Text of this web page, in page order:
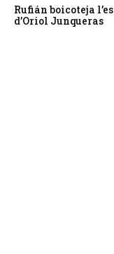
Rufián boicoteja
d’Oriol Junqueras